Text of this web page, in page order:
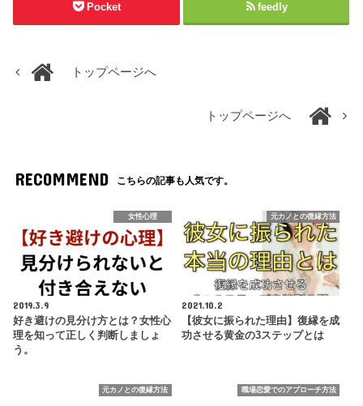
Pocket feedly
トップページへ
トップページへ
RECOMMEND こちらの記事も人気です。
女性心理
2019.3.9
好き避けの見分け方とは？女性心
理を知って正しく判断しましょ
う。
元カノとの復縁方法
2021.10.2
【彼女に振られた理由】復縁を成
功させる黄金の3ステップとは
元カノとの復縁方法 職場恋愛でのアプローチ方法